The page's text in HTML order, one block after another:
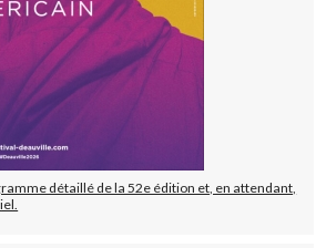
détaillé de la 52e édition et, en attendant,